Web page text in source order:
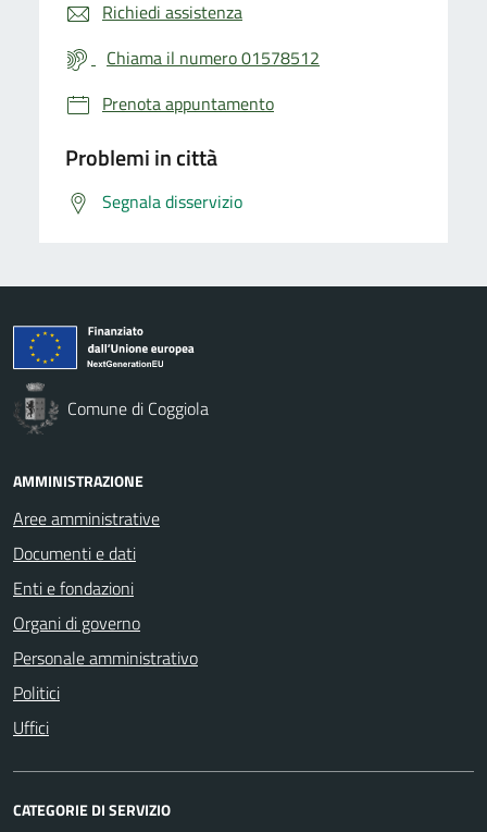
Richiedi assistenza
Chiama il numero 01578512
Prenota appuntamento
Problemi in città
Segnala disservizio
Comune di Coggiola
AMMINISTRAZIONE
Aree amministrative
Documenti e dati
Enti e fondazioni
Organi di governo
Personale amministrativo
Politici
Uffici
CATEGORIE DI SERVIZIO